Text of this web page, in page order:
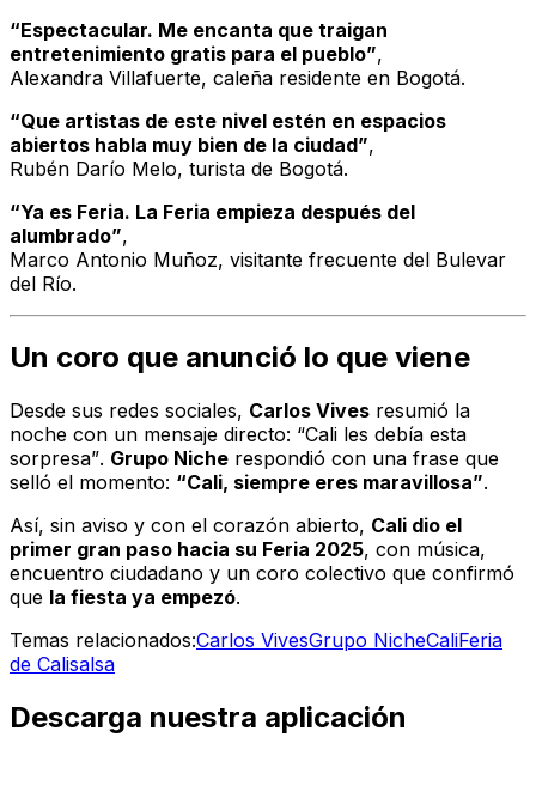
“Espectacular. Me encanta que traigan
entretenimiento gratis para el pueblo”,
Alexandra Villafuerte, caleña residente en Bogotá.
“Que artistas de este nivel estén en espacios
abiertos habla muy bien de la ciudad”,
Rubén Darío Melo, turista de Bogotá.
“Ya es Feria. La Feria empieza después del
alumbrado”,
Marco Antonio Muñoz, visitante frecuente del Bulevar
del Río.
Un coro que anunció lo que viene
Desde sus redes sociales, Carlos Vives resumió la
noche con un mensaje directo: “Cali les debía esta
sorpresa”. Grupo Niche respondió con una frase que
selló el momento: “Cali, siempre eres maravillosa”.
Así, sin aviso y con el corazón abierto, Cali dio el
primer gran paso hacia su Feria 2025, con música,
encuentro ciudadano y un coro colectivo que confirmó
que la fiesta ya empezó.
Temas relacionados:Carlos VivesGrupo NicheCaliFeria
de Calisalsa
Descarga nuestra aplicación